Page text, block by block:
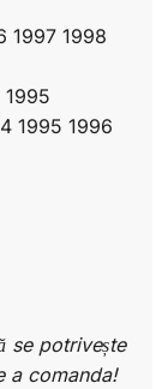
1997 1998
1995
1995 1996
se potrivește
a comanda!